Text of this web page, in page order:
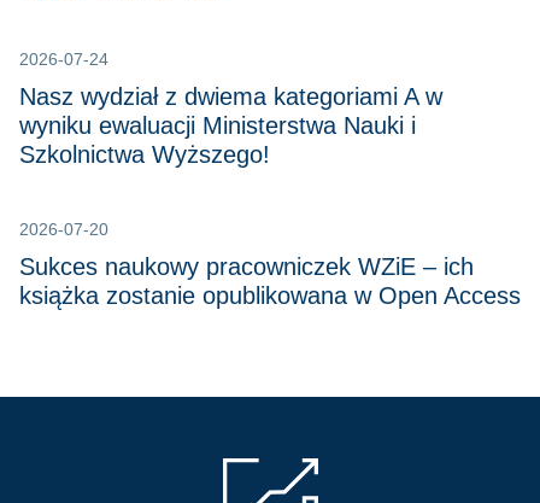
2026-07-24
Nasz wydział z dwiema kategoriami A w
wyniku ewaluacji Ministerstwa Nauki i
Szkolnictwa Wyższego!
2026-07-20
Sukces naukowy pracowniczek WZiE – ich
książka zostanie opublikowana w Open Access